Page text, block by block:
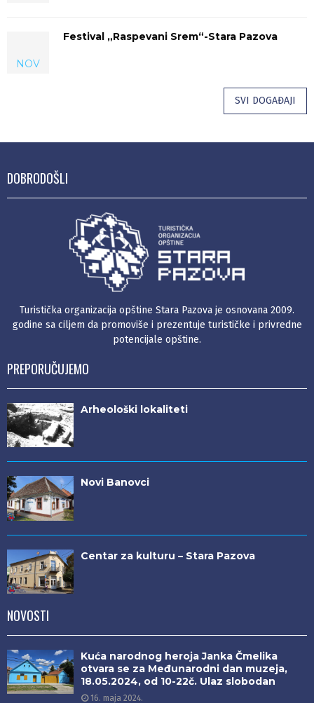
NOV
Festival „Raspevani Srem“-Stara Pazova
SVI DOGAĐAJI
DOBRODOŠLI
Turistička organizacija opštine Stara Pazova je osnovana 2009.
godine sa ciljem da promoviše i prezentuje turističke i privredne
potencijale opštine.
PREPORUČUJEMO
Arheološki lokaliteti
Novi Banovci
Centar za kulturu – Stara Pazova
NOVOSTI
Kuća narodnog heroja Janka Čmelika
otvara se za Međunarodni dan muzeja,
18.05.2024, od 10-22č. Ulaz slobodan
16. maja 2024.